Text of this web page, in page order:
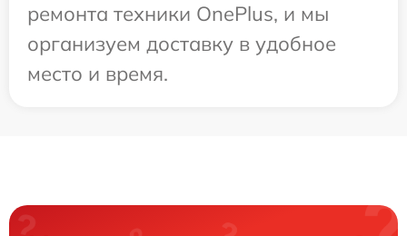
ремонта техники OnePlus, и мы
организуем доставку в удобное
место и время.